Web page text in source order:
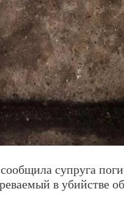
супруга
в убийстве